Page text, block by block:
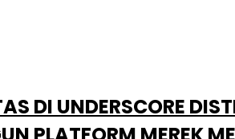
DI UNDERSCORE